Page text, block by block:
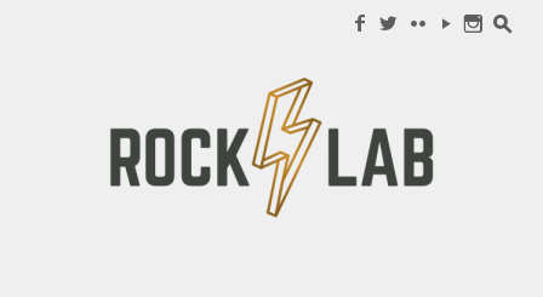
f w c y n s